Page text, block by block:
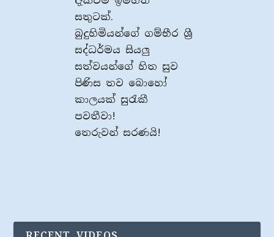
සතුටක්.
බුදුහිමියන්ගේ ගම්භීර ශ්‍රී
සද්ධර්මය සියලු
සත්වයන්ගේ හිත සුව
පිණිස තව බොහෝ
කාලයක් සුරැකී
පවතීවා!
තෙරුවන් සරණයි!